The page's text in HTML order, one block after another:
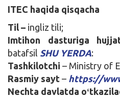
ITEC haqida qisqacha
Til – ingliz tili;
Imtihon dasturiga
batafsil SHU YERDA:
Tashkilotchi – Ministry of
Rasmiy sayt – https://
Nechta davlatda